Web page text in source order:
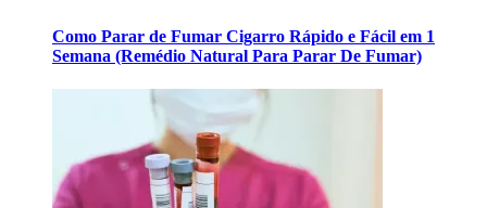
Como Parar de Fumar Cigarro Rápido e Fácil em 1
Semana (Remédio Natural Para Parar De Fumar)